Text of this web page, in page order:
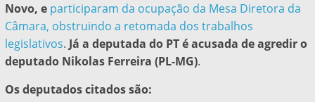
Novo, e participaram da ocupação da Mesa Diretora da
Câmara, obstruindo a retomada dos trabalhos
legislativos. Já a deputada do PT é acusada de agredir o
deputado Nikolas Ferreira (PL-MG).
Os deputados citados são: